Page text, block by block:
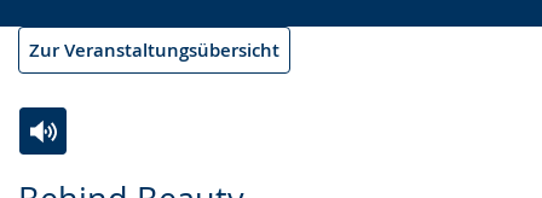
Zur Veranstaltungsübersicht